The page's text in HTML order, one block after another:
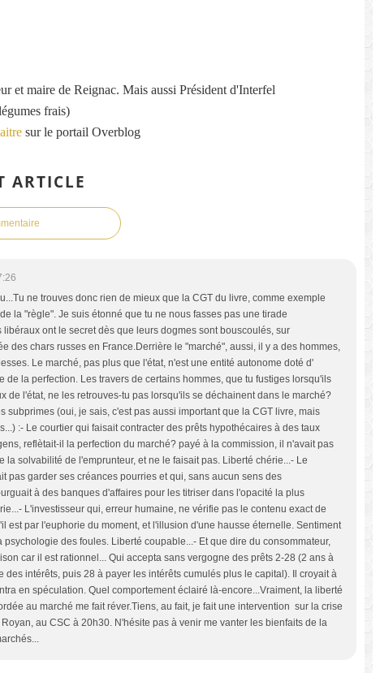
et maire de Reignac. Mais aussi Président d'Interfel
frais)
sur le portail Overblog
ARTICLE
ne trouves donc rien de mieux que la CGT du livre, comme exemple
la "règle". Je suis étonné que tu ne nous fasses pas une tirade
ont le secret dès que leurs dogmes sont bouscoulés, sur
des chars russes en France.Derrière le "marché", aussi, il y a des hommes,
Le marché, pas plus que l'état, n'est une entité autonome doté d'
de la perfection. Les travers de certains hommes, que tu fustiges lorsqu'ils
de l'état, ne les retrouves-tu pas lorsqu'ils se déchainent dans le marché?
subprimes (oui, je sais, c'est pas aussi important que la CGT livre, mais
:- Le courtier qui faisait contracter des prêts hypothécaires à des taux
reflètait-il la perfection du marché? payé à la commission, il n'avait pas
la solvabilité de l'emprunteur, et ne le faisait pas. Liberté chérie...- Le
pas garder ses créances pourries et qui, sans aucun sens des
à des banques d'affaires pour les titriser dans l'opacité la plus
L'investisseur qui, erreur humaine, ne vérifie pas le contenu exact de
est par l'euphorie du moment, et l'illusion d'une hausse éternelle. Sentiment
psychologie des foules. Liberté coupable...- Et que dire du consommateur,
car il est rationnel... Qui accepta sans vergogne des prêts 2-28 (2 ans à
des intérêts, puis 28 à payer les intérêts cumulés plus le capital). Il croyait à
en spéculation. Quel comportement éclairé là-encore...Vraiment, la liberté
au marché me fait réver.Tiens, au fait, je fait une intervention sur la crise
au CSC à 20h30. N'hésite pas à venir me vanter les bienfaits de la